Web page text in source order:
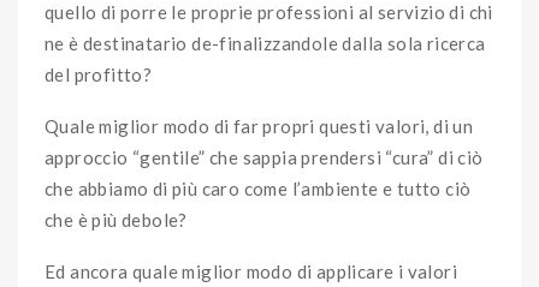
quello di porre le proprie professioni al servizio di chi
ne è destinatario de-finalizzandole dalla sola ricerca
del profitto?
Quale miglior modo di far propri questi valori, di un
approccio “gentile” che sappia prendersi “cura” di ciò
che abbiamo di più caro come l’ambiente e tutto ciò
che è più debole?
Ed ancora quale miglior modo di applicare i valori